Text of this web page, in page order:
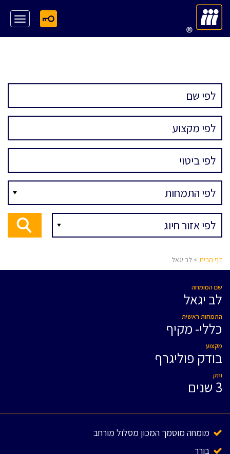
דף הבית > לב יגאל
שם המומחה
לב יגאל
התמחות ראשית
כללי- מקיף
מקצוע
בודק פוליגרף
ותק
3 שנים
מומחה מוסמך המכון מסלול מורחב
בורר